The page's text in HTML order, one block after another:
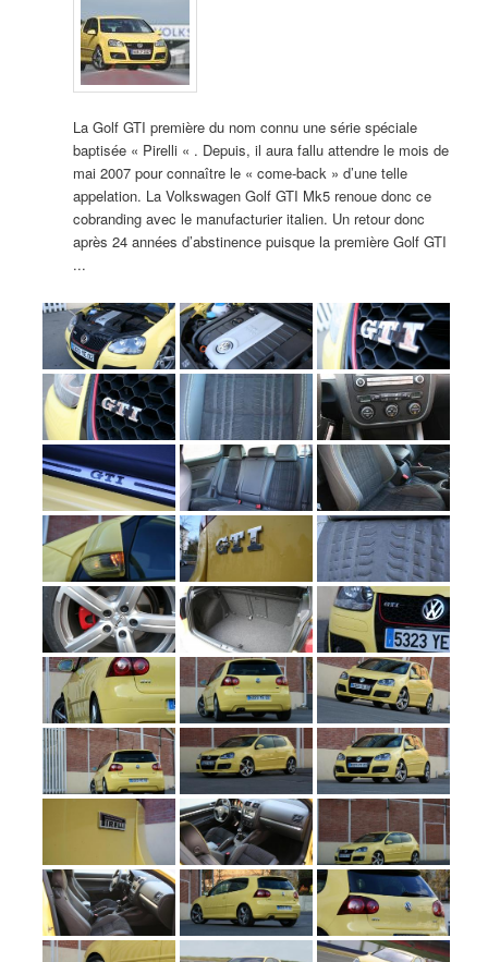
La Golf GTI première du nom connu une série spéciale
baptisée « Pirelli « . Depuis, il aura fallu attendre le mois de
mai 2007 pour connaître le « come-back » d’une telle
appelation. La Volkswagen Golf GTI Mk5 renoue donc ce
cobranding avec le manufacturier italien. Un retour donc
après 24 années d’abstinence puisque la première Golf GTI
...